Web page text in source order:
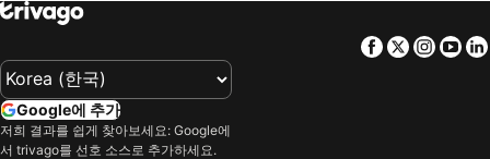
레오나르도 호텔 하이델베르크 시티 센터
Holiday Inn Stuttgart By Ihg
Maritim Hotel Stuttgart
힐튼 가든 인 슈투트가르트 넥카르 파크
호텔 메르쿠르
Facebook
Twitter
Google에 추가
저희 결과를 쉽게 찾아보세요: Google에
서 trivago를 선호 소스로 추가하세요.